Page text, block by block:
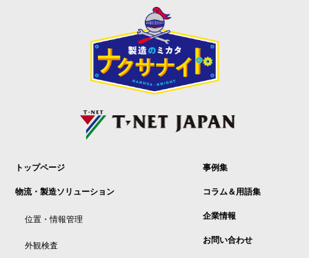
トップページ
物流・製造ソリューション
位置・情報管理
外観検査
事例集
コラム＆用語集
企業情報
お問い合わせ